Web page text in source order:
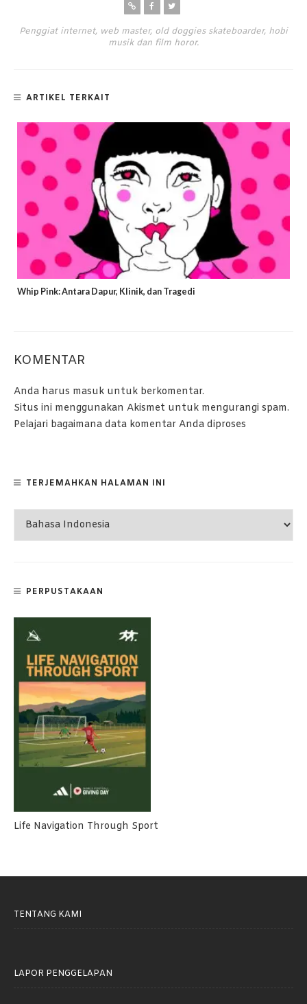
Penggiat internet, web master, old doggies skateboarder, hobi
musik dan film horor.
ARTIKEL TERKAIT
Whip Pink: Antara Dapur, Klinik, dan Tragedi
KOMENTAR
Anda harus masuk untuk berkomentar.
Situs ini menggunakan Akismet untuk mengurangi spam.
Pelajari bagaimana data komentar Anda diproses
TERJEMAHKAN HALAMAN INI
PERPUSTAKAAN
Life Navigation Through Sport
TENTANG KAMI
LAPOR PENGGELAPAN